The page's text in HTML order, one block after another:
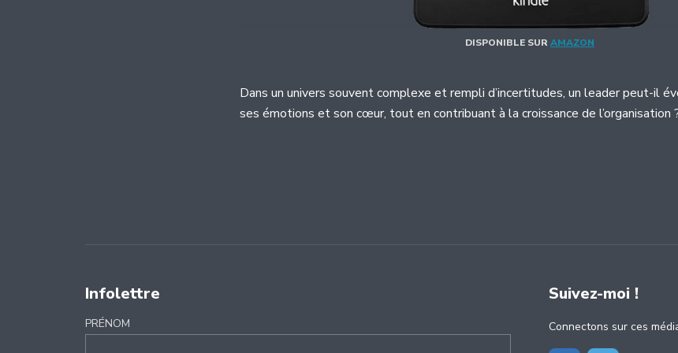
DISPONIBLE SUR AMAZON
Dans un univers souvent complexe et rempli d’incertitudes, un leader peut-il
ses émotions et son cœur, tout en contribuant à la croissance de l’organisation
Infolettre
PRÉNOM
Suivez-moi !
Connectons sur ces